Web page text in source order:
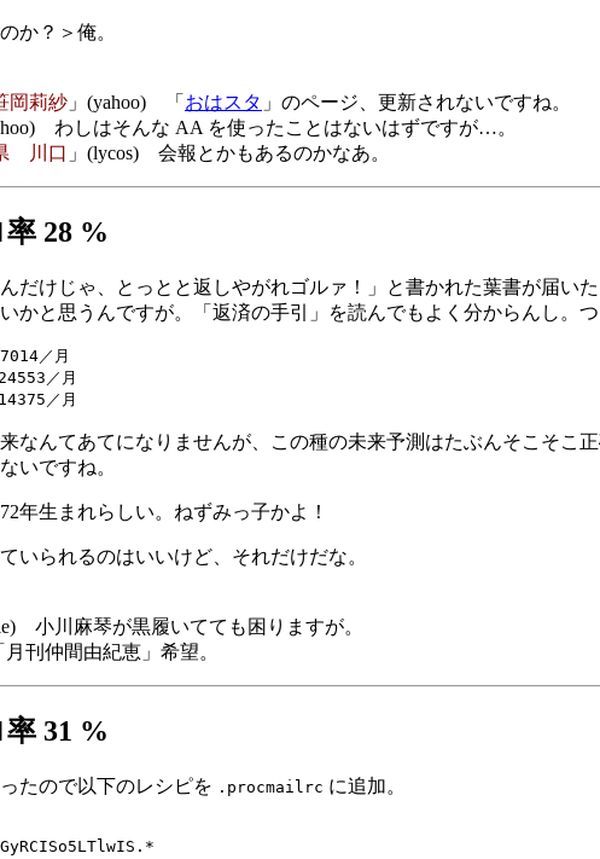
か？＞俺。
岡莉紗 」(yahoo) 「 おはスタ 」のページ、更新されないですね。
わしはそんな AA を使ったことはないはずですが…。
川口 」(lycos) 会報とかもあるのかなあ。
28 %
だけじゃ、とっとと返しやがれゴルァ！」と書かれた葉書が届い
かと思うんですが。「返済の手引」を読んでもよく分からんし。
／月
／月
なんてあてになりませんが、この種の未来予測はたぶんそこそこ
いですね。
年生まれらしい。ねずみっ子かよ！
いられるのはいいけど、それだけだな。
小川麻琴が黒履いてても困りますが。
刊仲間由紀恵」希望。
31 %
たので以下のレシピを .procmailrc に追加。